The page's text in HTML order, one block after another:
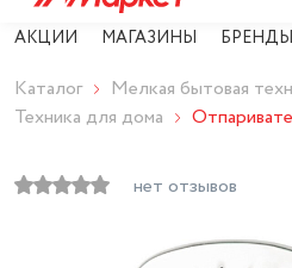
АКЦИИ МАГАЗИНЫ БРЕНДЫ
Каталог
Мелкая бытовая
Техника для дома
нет отзывов